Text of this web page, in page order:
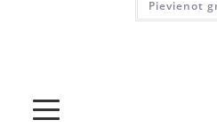
Pievienot